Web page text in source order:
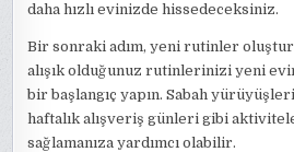
daha hızlı evinizde hissedeceksiniz.
Bir sonraki adım, yeni rutinler
alışık olduğunuz rutinlerinizi yeni
bir başlangıç yapın. Sabah
haftalık alışveriş günleri gibi
sağlamanıza yardımcı olabilir.